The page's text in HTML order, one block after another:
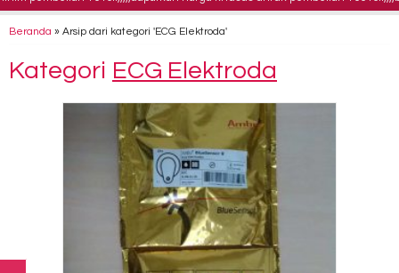
Beranda » Arsip dari kategori 'ECG Elektroda'
Kategori ECG Elektroda